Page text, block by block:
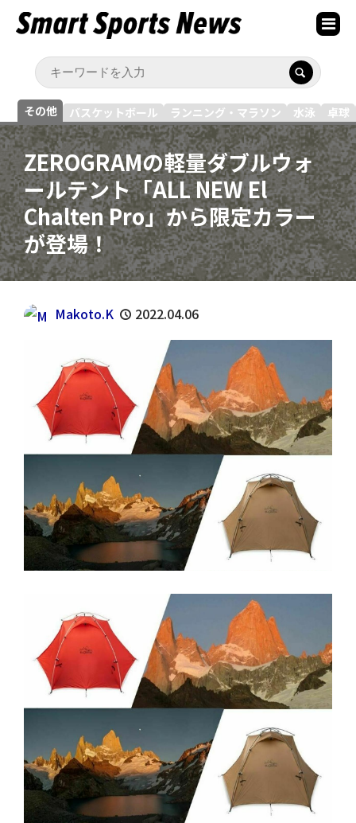
その他 バスケットボール ランニング・マラソン 水泳 卓球
ZEROGRAMの軽量ダブルウォ
ールテント「ALL NEW El
Chalten Pro」から限定カラー
が登場！
Makoto.K 2022.04.06